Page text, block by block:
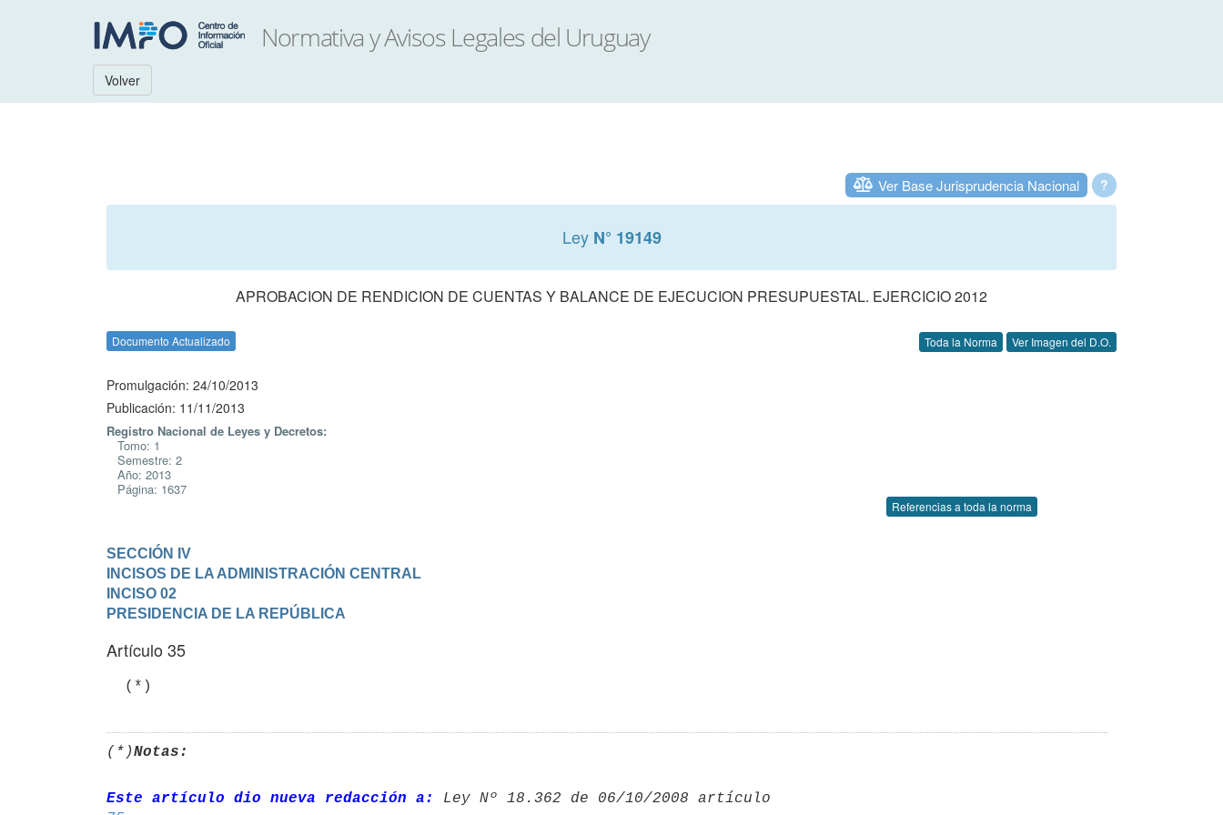
Volver
?
Ver Base Jurisprudencia Nacional
Ley N° 19149
APROBACION DE RENDICION DE CUENTAS Y BALANCE DE EJECUCION PRESUPUESTAL. EJERCICIO 2012
Documento Actualizado Toda la Norma Ver Imagen del D.O.
Promulgación: 24/10/2013
Publicación: 11/11/2013
Registro Nacional de Leyes y Decretos:
Tomo: 1
Semestre: 2
Año: 2013
Página: 1637
Referencias a toda la norma
SECCIÓN IV
INCISOS DE LA ADMINISTRACIÓN CENTRAL
INCISO 02
PRESIDENCIA DE LA REPÚBLICA
Artículo 35
  (*)
(*)Notas:
Este artículo dio nueva redacción a: